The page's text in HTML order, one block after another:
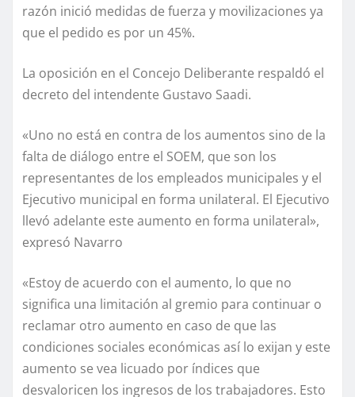
razón inició medidas de fuerza y movilizaciones ya
que el pedido es por un 45%.
La oposición en el Concejo Deliberante respaldó el
decreto del intendente Gustavo Saadi.
«Uno no está en contra de los aumentos sino de la
falta de diálogo entre el SOEM, que son los
representantes de los empleados municipales y el
Ejecutivo municipal en forma unilateral. El Ejecutivo
llevó adelante este aumento en forma unilateral»,
expresó Navarro
«Estoy de acuerdo con el aumento, lo que no
significa una limitación al gremio para continuar o
reclamar otro aumento en caso de que las
condiciones sociales económicas así lo exijan y este
aumento se vea licuado por índices que
desvaloricen los ingresos de los trabajadores. Esto